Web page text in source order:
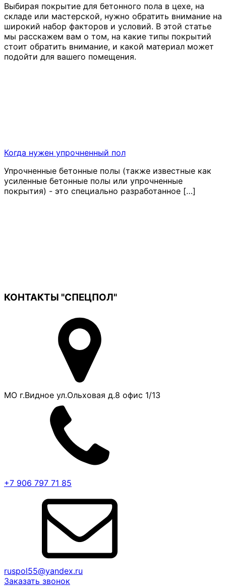
Выбирая покрытие для бетонного пола в цехе, на
складе или мастерской, нужно обратить внимание на
широкий набор факторов и условий. В этой статье
мы расскажем вам о том, на какие типы покрытий
стоит обратить внимание, и какой материал может
подойти для вашего помещения.
Когда нужен упрочненный пол
Упрочненные бетонные полы (также известные как
усиленные бетонные полы или упрочненные
покрытия) - это специально разработанное […]
КОНТАКТЫ "СПЕЦПОЛ"
МО г.Видное ул.Ольховая д.8 офис 1/13
+7 906 797 71 85
ruspol55@yandex.ru
Заказать звонок